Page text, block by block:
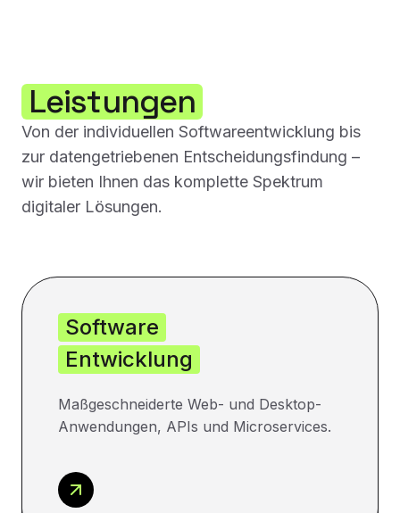
Leistungen
Von der individuellen Softwareentwicklung bis
zur datengetriebenen Entscheidungsfindung –
wir bieten Ihnen das komplette Spektrum
digitaler Lösungen.
Software
Entwicklung
Maßgeschneiderte Web- und Desktop-
Anwendungen, APIs und Microservices.